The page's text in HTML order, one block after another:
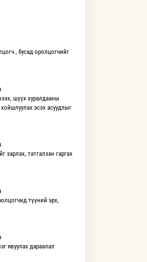
, бусад оролцогчийг
шүүх хуралдааны
эсэх асуудлыг
зарлах, татгалзан гаргах
түүний эрх,
явуулах дараалал